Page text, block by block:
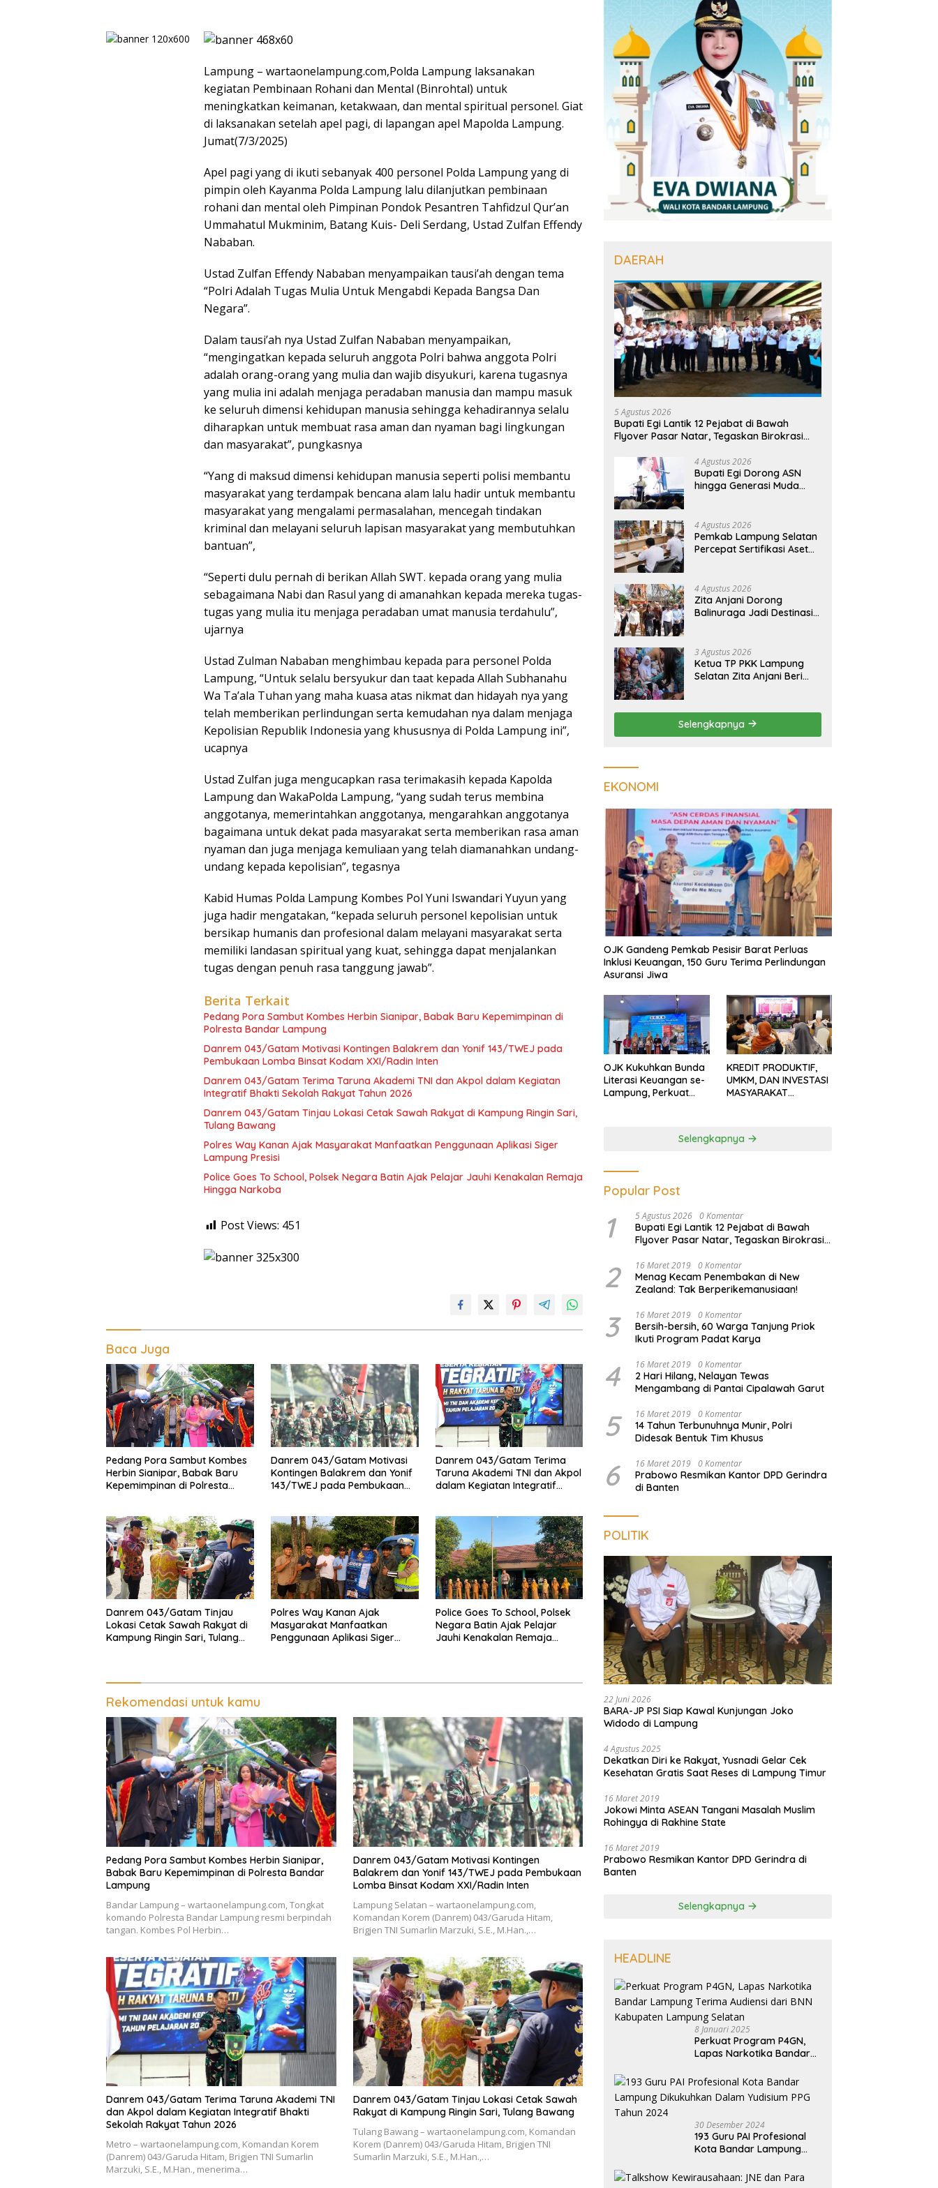
Lampung – wartaonelampung.com,Polda Lampung laksanakan
kegiatan Pembinaan Rohani dan Mental (Binrohtal) untuk
meningkatkan keimanan, ketakwaan, dan mental spiritual personel. Giat
di laksanakan setelah apel pagi, di lapangan apel Mapolda Lampung.
Jumat(7/3/2025)
Apel pagi yang di ikuti sebanyak 400 personel Polda Lampung yang di
pimpin oleh Kayanma Polda Lampung lalu dilanjutkan pembinaan
rohani dan mental oleh Pimpinan Pondok Pesantren Tahfidzul Qur’an
Ummahatul Mukminim, Batang Kuis- Deli Serdang, Ustad Zulfan Effendy
Nababan.
Ustad Zulfan Effendy Nababan menyampaikan tausi’ah dengan tema
“Polri Adalah Tugas Mulia Untuk Mengabdi Kepada Bangsa Dan
Negara”.
Dalam tausi’ah nya Ustad Zulfan Nababan menyampaikan,
“mengingatkan kepada seluruh anggota Polri bahwa anggota Polri
adalah orang-orang yang mulia dan wajib disyukuri, karena tugasnya
yang mulia ini adalah menjaga peradaban manusia dan mampu masuk
ke seluruh dimensi kehidupan manusia sehingga kehadirannya selalu
diharapkan untuk membuat rasa aman dan nyaman bagi lingkungan
dan masyarakat”, pungkasnya
“Yang di maksud dimensi kehidupan manusia seperti polisi membantu
masyarakat yang terdampak bencana alam lalu hadir untuk membantu
masyarakat yang mengalami permasalahan, mencegah tindakan
kriminal dan melayani seluruh lapisan masyarakat yang membutuhkan
bantuan”,
“Seperti dulu pernah di berikan Allah SWT. kepada orang yang mulia
sebagaimana Nabi dan Rasul yang di amanahkan kepada mereka tugas-
tugas yang mulia itu menjaga peradaban umat manusia terdahulu”,
ujarnya
Ustad Zulman Nababan menghimbau kepada para personel Polda
Lampung, “Untuk selalu bersyukur dan taat kepada Allah Subhanahu
Wa Ta’ala Tuhan yang maha kuasa atas nikmat dan hidayah nya yang
telah memberikan perlindungan serta kemudahan nya dalam menjaga
Kepolisian Republik Indonesia yang khususnya di Polda Lampung ini”,
ucapnya
Ustad Zulfan juga mengucapkan rasa terimakasih kepada Kapolda
Lampung dan WakaPolda Lampung, “yang sudah terus membina
anggotanya, memerintahkan anggotanya, mengarahkan anggotanya
bagaimana untuk dekat pada masyarakat serta memberikan rasa aman
nyaman dan juga menjaga kemuliaan yang telah diamanahkan undang-
undang kepada kepolisian”, tegasnya
Kabid Humas Polda Lampung Kombes Pol Yuni Iswandari Yuyun yang
juga hadir mengatakan, “kepada seluruh personel kepolisian untuk
bersikap humanis dan profesional dalam melayani masyarakat serta
memiliki landasan spiritual yang kuat, sehingga dapat menjalankan
tugas dengan penuh rasa tanggung jawab”.
Berita Terkait
Pedang Pora Sambut Kombes Herbin Sianipar, Babak Baru Kepemimpinan di
Polresta Bandar Lampung
Danrem 043/Gatam Motivasi Kontingen Balakrem dan Yonif 143/TWEJ pada
Pembukaan Lomba Binsat Kodam XXI/Radin Inten
Danrem 043/Gatam Terima Taruna Akademi TNI dan Akpol dalam Kegiatan
Integratif Bhakti Sekolah Rakyat Tahun 2026
Danrem 043/Gatam Tinjau Lokasi Cetak Sawah Rakyat di Kampung Ringin Sari,
Tulang Bawang
Polres Way Kanan Ajak Masyarakat Manfaatkan Penggunaan Aplikasi Siger
Lampung Presisi
Police Goes To School, Polsek Negara Batin Ajak Pelajar Jauhi Kenakalan Remaja
Hingga Narkoba
Post Views: 451
Baca Juga
Pedang Pora Sambut Kombes
Herbin Sianipar, Babak Baru
Kepemimpinan di Polresta
Danrem 043/Gatam Motivasi
Kontingen Balakrem dan Yonif
143/TWEJ pada Pembukaan
Danrem 043/Gatam Terima
Taruna Akademi TNI dan Akpol
dalam Kegiatan Integratif
Danrem 043/Gatam Tinjau
Lokasi Cetak Sawah Rakyat di
Kampung Ringin Sari, Tulang
Polres Way Kanan Ajak
Masyarakat Manfaatkan
Penggunaan Aplikasi Siger
Police Goes To School, Polsek
Negara Batin Ajak Pelajar
Jauhi Kenakalan Remaja
Rekomendasi untuk kamu
Pedang Pora Sambut Kombes Herbin Sianipar,
Babak Baru Kepemimpinan di Polresta Bandar
Lampung
Bandar Lampung – wartaonelampung.com, Tongkat
komando Polresta Bandar Lampung resmi berpindah
tangan. Kombes Pol Herbin…
Danrem 043/Gatam Motivasi Kontingen
Balakrem dan Yonif 143/TWEJ pada Pembukaan
Lomba Binsat Kodam XXI/Radin Inten
Lampung Selatan – wartaonelampung.com,
Komandan Korem (Danrem) 043/Garuda Hitam,
Brigjen TNI Sumarlin Marzuki, S.E., M.Han.,…
Danrem 043/Gatam Terima Taruna Akademi TNI
dan Akpol dalam Kegiatan Integratif Bhakti
Sekolah Rakyat Tahun 2026
Metro – wartaonelampung.com, Komandan Korem
(Danrem) 043/Garuda Hitam, Brigjen TNI Sumarlin
Marzuki, S.E., M.Han., menerima…
Danrem 043/Gatam Tinjau Lokasi Cetak Sawah
Rakyat di Kampung Ringin Sari, Tulang Bawang
Tulang Bawang – wartaonelampung.com, Komandan
Korem (Danrem) 043/Garuda Hitam, Brigjen TNI
Sumarlin Marzuki, S.E., M.Han.,…
DAERAH
5 Agustus 2026
Bupati Egi Lantik 12 Pejabat di Bawah
Flyover Pasar Natar, Tegaskan Birokrasi
4 Agustus 2026
Bupati Egi Dorong ASN
hingga Generasi Muda
Era Digital
4 Agustus 2026
Pemkab Lampung Selatan
Percepat Sertifikasi Aset
4 Agustus 2026
Zita Anjani Dorong
Balinuraga Jadi Destinasi
Tarik Nasional
3 Agustus 2026
Ketua TP PKK Lampung
Selatan Zita Anjani Beri
Sidomulyo
Selengkapnya
EKONOMI
OJK Gandeng Pemkab Pesisir Barat Perluas
Inklusi Keuangan, 150 Guru Terima Perlindungan
Asuransi Jiwa
OJK Kukuhkan Bunda
Literasi Keuangan se-
Lampung, Perkuat
KREDIT PRODUKTIF,
UMKM, DAN INVESTASI
MASYARAKAT
Selengkapnya
Popular Post
1 5 Agustus 2026 0 Komentar
Bupati Egi Lantik 12 Pejabat di Bawah
Flyover Pasar Natar, Tegaskan Birokrasi
2 16 Maret 2019 0 Komentar
Menag Kecam Penembakan di New
Zealand: Tak Berperikemanusiaan!
3 16 Maret 2019 0 Komentar
Bersih-bersih, 60 Warga Tanjung Priok
Ikuti Program Padat Karya
4 16 Maret 2019 0 Komentar
2 Hari Hilang, Nelayan Tewas
Mengambang di Pantai Cipalawah Garut
5 16 Maret 2019 0 Komentar
14 Tahun Terbunuhnya Munir, Polri
Didesak Bentuk Tim Khusus
6 16 Maret 2019 0 Komentar
Prabowo Resmikan Kantor DPD Gerindra
di Banten
POLITIK
22 Juni 2026
BARA-JP PSI Siap Kawal Kunjungan Joko
Widodo di Lampung
4 Agustus 2025
Dekatkan Diri ke Rakyat, Yusnadi Gelar Cek
Kesehatan Gratis Saat Reses di Lampung Timur
16 Maret 2019
Jokowi Minta ASEAN Tangani Masalah Muslim
Rohingya di Rakhine State
16 Maret 2019
Prabowo Resmikan Kantor DPD Gerindra di
Banten
Selengkapnya
HEADLINE
8 Januari 2025
Perkuat Program P4GN,
Lapas Narkotika Bandar
dari BNN Kabupaten
Lampung Selatan
30 Desember 2024
193 Guru PAI Profesional
Kota Bandar Lampung
Yudisium PPG Tahun 2024